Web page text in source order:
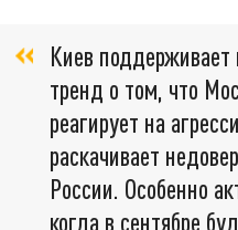
Киев
тренд о том, что
реагирует на
раскачивает
России. Особенно
когда в сентябре